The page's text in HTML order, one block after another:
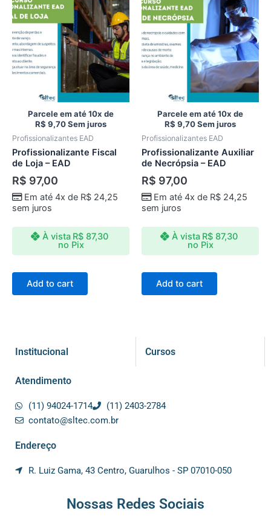
Parcele em até 10x de
R$ 9,70Sem juros
Profissionalizantes EAD
Profissionalizante Fiscal
de Loja – EAD
R$ 97,00
Em até 4x de R$24,25
sem juros
À vista R$ 87,30
no Pix
Add to cart
Parcele em até 10x de
R$ 9,70Sem juros
Profissionalizantes EAD
Profissionalizante Auxiliar
de Necrópsia – EAD
R$ 97,00
Em até 4x de R$24,25
sem juros
À vista R$ 87,30
no Pix
Add to cart
Institucional Cursos
Atendimento
(11) 94024-1714
(11) 2403-2784
contato@sltec.com.br
Endereço
R. Luiz Gama, 43 Centro, Guarulhos - SP 07010-050
Nossas Redes Sociais